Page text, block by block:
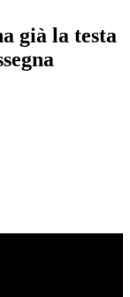
già la testa